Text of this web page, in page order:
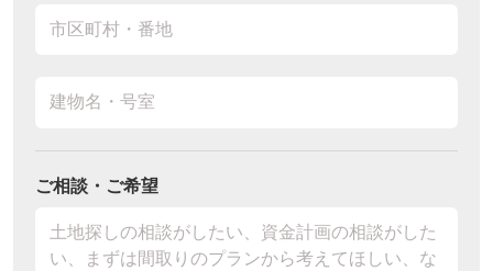
ご相談・ご希望